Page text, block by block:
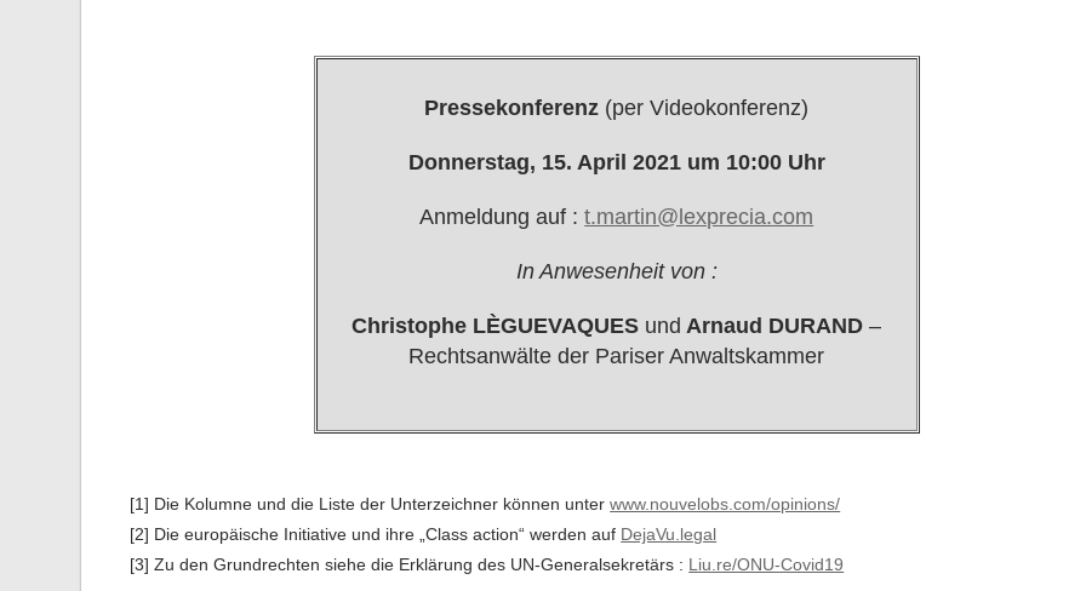
Pressekonferenz (per Videokonferenz)
Donnerstag, 15. April 2021 um 10:00 Uhr
Anmeldung auf :t.martin@lexprecia.com
In Anwesenheit von :
Christophe LÈGUEVAQUES und Arnaud DURAND–
Rechtsanwälte der Pariser Anwaltskammer
[1] Die Kolumne und die Liste der Unterzeichner können unterwww.nouvelobs.com/opinions/
[2] Die europäische Initiative und ihre „Class action“ werden auf DejaVu.legal
[3] Zu den Grundrechten siehe die Erklärung des UN-Generalsekretärs : Liu.re/ONU-Covid19